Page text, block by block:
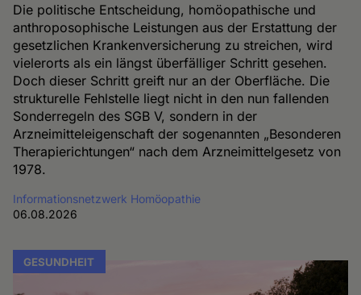
Die politische Entscheidung, homöopathische und
anthroposophische Leistungen aus der Erstattung der
gesetzlichen Krankenversicherung zu streichen, wird
vielerorts als ein längst überfälliger Schritt gesehen.
Doch dieser Schritt greift nur an der Oberfläche. Die
strukturelle Fehlstelle liegt nicht in den nun fallenden
Sonderregeln des SGB V, sondern in der
Arzneimitteleigenschaft der sogenannten „Besonderen
Therapierichtungen“ nach dem Arzneimittelgesetz von
1978.
Informationsnetzwerk Homöopathie
06.08.2026
GESUNDHEIT